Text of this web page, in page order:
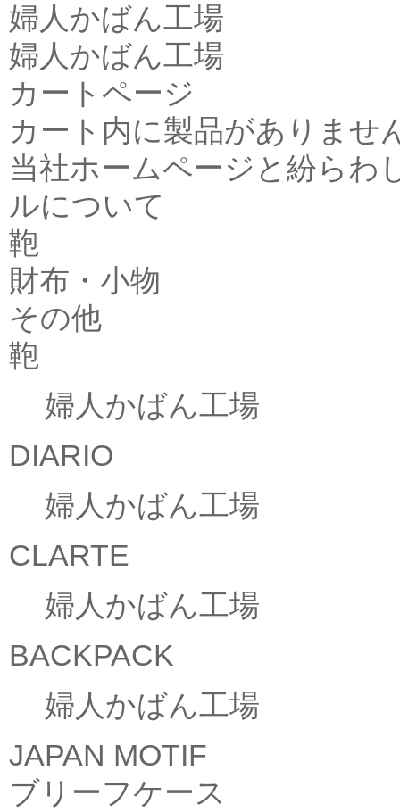
婦人かばん工場
婦人かばん工場
カートページ
カート内に製品がありませ
当社ホームページと紛らわ
ルについて
鞄
財布・小物
その他
鞄
婦人かばん工場
DIARIO
婦人かばん工場
CLARTE
婦人かばん工場
BACKPACK
婦人かばん工場
JAPAN MOTIF
ブリーフケース